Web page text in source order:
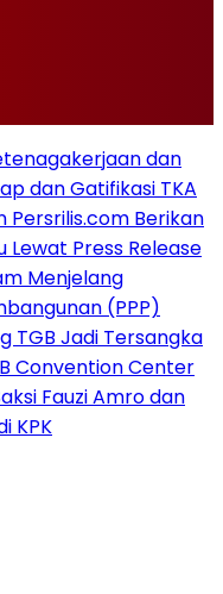
dan
dan Gatifikasi TKA
Persrilis.com Berikan
Lewat Press Release
Menjelang
(PPP)
TGB Jadi Tersangka
Convention Center
Fauzi Amro dan
KPK